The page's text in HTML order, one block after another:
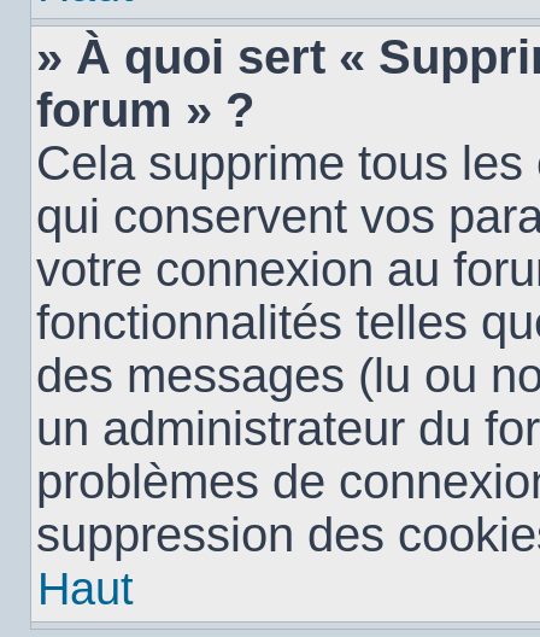
» À quoi sert «
forum » ?
Cela supprime tous
qui conservent vos
votre connexion au
fonctionnalités telles
des messages (lu ou
un administrateur du
problèmes de
suppression des
Haut